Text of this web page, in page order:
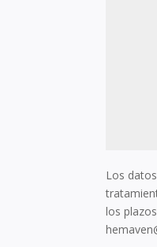
Los
los